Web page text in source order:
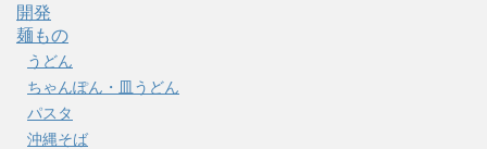
開発
麺もの
うどん
ちゃんぽん・皿うどん
パスタ
沖縄そば